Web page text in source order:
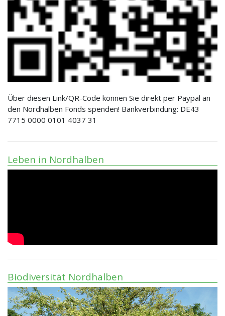
Über diesen Link/QR-Code können Sie direkt per Paypal an
den Nordhalben Fonds spenden! Bankverbindung: DE43
7715 0000 0101 4037 31
Leben in Nordhalben
Biodiversität Nordhalben